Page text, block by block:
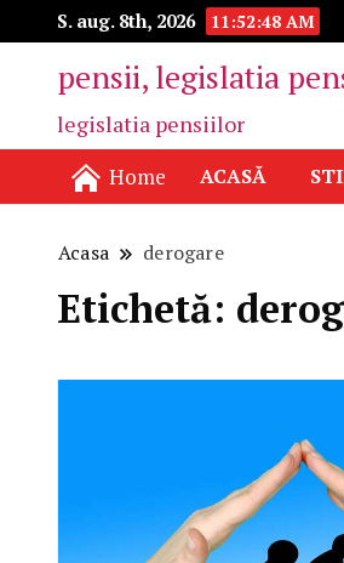
S. aug. 8th, 2026 11:52:49 AM
pensii, legislatia
legislatia pensiilor
Home ACASĂ
Acasa derogare
Etichetă: